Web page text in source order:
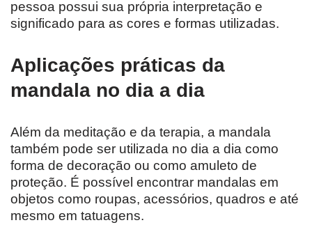
pessoa possui sua própria interpretação e
significado para as cores e formas utilizadas.
Aplicações práticas da
mandala no dia a dia
Além da meditação e da terapia, a mandala
também pode ser utilizada no dia a dia como
forma de decoração ou como amuleto de
proteção. É possível encontrar mandalas em
objetos como roupas, acessórios, quadros e até
mesmo em tatuagens.